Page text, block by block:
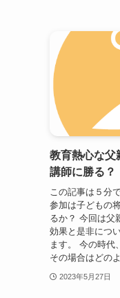
教育熱心な父
講師に勝る？
この記事は５分
参加は子どもの
るか？ 今回は父
効果と是非につ
ます。 今の時代
その場合はどの
2023年5月27日